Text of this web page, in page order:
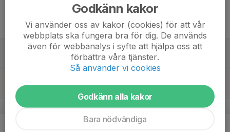
Sön
v.30
Godkänn kakor
Vi använder oss av kakor (cookies) för att vår
webbplats ska fungera bra för dig. De används
även för webbanalys i syfte att hjälpa oss att
förbättra våra tjänster.
Så använder vi cookies
Godkänn alla kakor
Bara nödvändiga